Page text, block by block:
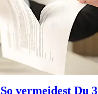
vermeidest Du 3